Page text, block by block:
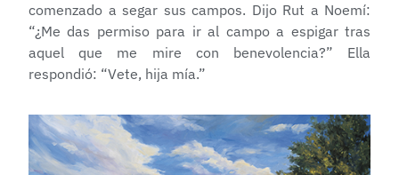
comenzado a segar sus campos. Dijo Rut a Noemí:
“¿Me das permiso para ir al campo a espigar tras
aquel que me mire con benevolencia?” Ella
respondió: “Vete, hija mía.”